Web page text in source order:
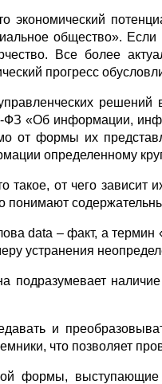
общество».
Все более
прогресс
решений
«Об информации,
от формы их
определенному
от чего
data – факт, а
устранения
и
что позволяет
формы,